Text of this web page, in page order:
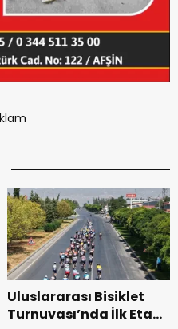
Uluslararası Bisiklet
Turnuvası’nda İlk Etap